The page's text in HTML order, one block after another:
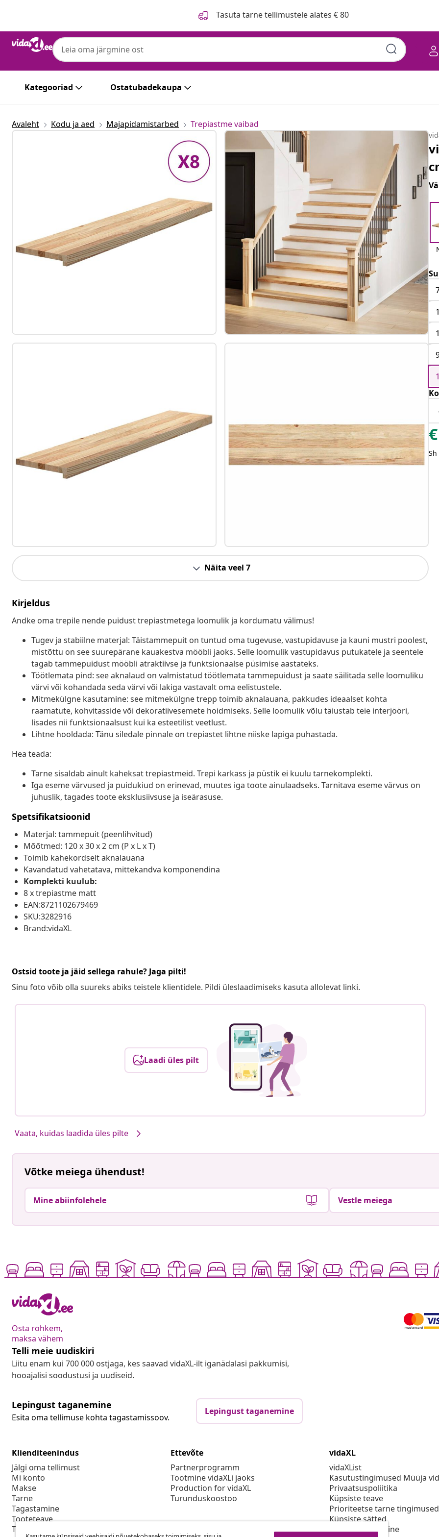
Tasuta tarne tellimustele alates € 80
Kategooriad Ostatubadekaupa
Avaleht Kodu ja aed Majapidamistarbed Trepiastme vaibad
Näita veel 7
Kirjeldus
Andke oma trepile nende puidust trepiastmetega loomulik ja kordumatu välimus!
Tugev ja stabiilne materjal: Täistammepuit on tuntud oma tugevuse, vastupidavuse ja kauni mustri poolest,
mistõttu on see suurepärane kauakestva mööbli jaoks. Selle loomulik vastupidavus putukatele ja seentele
tagab tammepuidust mööbli atraktiivse ja funktsionaalse püsimise aastateks.
Töötlemata pind: see aknalaud on valmistatud töötlemata tammepuidust ja saate säilitada selle loomuliku
värvi või kohandada seda värvi või lakiga vastavalt oma eelistustele.
Mitmekülgne kasutamine: see mitmekülgne trepp toimib aknalauana, pakkudes ideaalset kohta
raamatute, kohvitasside või dekoratiivesemete hoidmiseks. Selle loomulik võlu täiustab teie interjööri,
lisades nii funktsionaalsust kui ka esteetilist veetlust.
Lihtne hooldada: Tänu siledale pinnale on trepiastet lihtne niiske lapiga puhastada.
Hea teada:
Tarne sisaldab ainult kaheksat trepiastmeid. Trepi karkass ja püstik ei kuulu tarnekomplekti.
Iga eseme värvused ja puidukiud on erinevad, muutes iga toote ainulaadseks. Tarnitava eseme värvus on
juhuslik, tagades toote eksklusiivsuse ja iseärasuse.
Spetsifikatsioonid
Materjal: tammepuit (peenlihvitud)
Mõõtmed: 120 x 30 x 2 cm (P x L x T)
Toimib kahekordselt aknalauana
Kavandatud vahetatava, mittekandva komponendina
Komplekti kuulub:
8 x trepiastme matt
EAN:8721102679469
SKU:3282916
Brand:vidaXL
Ostsid toote ja jäid sellega rahule? Jaga pilti!
Sinu foto võib olla suureks abiks teistele klientidele. Pildi üleslaadimiseks kasuta allolevat linki.
Laadi üles pilt
Vaata, kuidas laadida üles pilte
€
Sh
Võtke meiega ühendust!
Mine abiinfolehele Vestle meiega
Osta rohkem,
maksa vähem
Telli meie uudiskiri
Liitu enam kui 700 000 ostjaga, kes saavad vidaXL-ilt iganädalasi pakkumisi,
hooajalisi soodustusi ja uudiseid.
Lepingust taganemine
Esita oma tellimuse kohta tagastamissoov.
Lepingust taganemine
Klienditeenindus
Jälgi oma tellimust
Mi konto
Makse
Tarne
Tagastamine
Tooteteave
Tellimus
Ettevõte
Partnerprogramm
Tootmine vidaXLi jaoks
Production for vidaXL
Turunduskoostoo
vidaXL
vidaXList
Kasutustingimused Müüja
Privaatsuspoliitika
Küpsiste teave
Prioriteetse tarne tingimused
Küpsiste sätted
vidaXLis töötamine